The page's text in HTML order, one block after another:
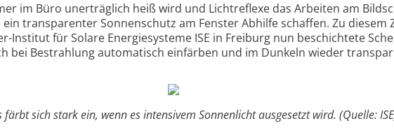
im Büro unerträglich heiß wird und Lichtreflexe das Arbeiten am
transparenter Sonnenschutz am Fenster Abhilfe schaffen. Zu diesem
Institut für Solare Energiesysteme ISE in Freiburg nun beschichtete
bei Bestrahlung automatisch einfärben und im Dunkeln wieder
sich stark ein, wenn es intensivem Sonnenlicht ausgesetzt wird. (Quelle: